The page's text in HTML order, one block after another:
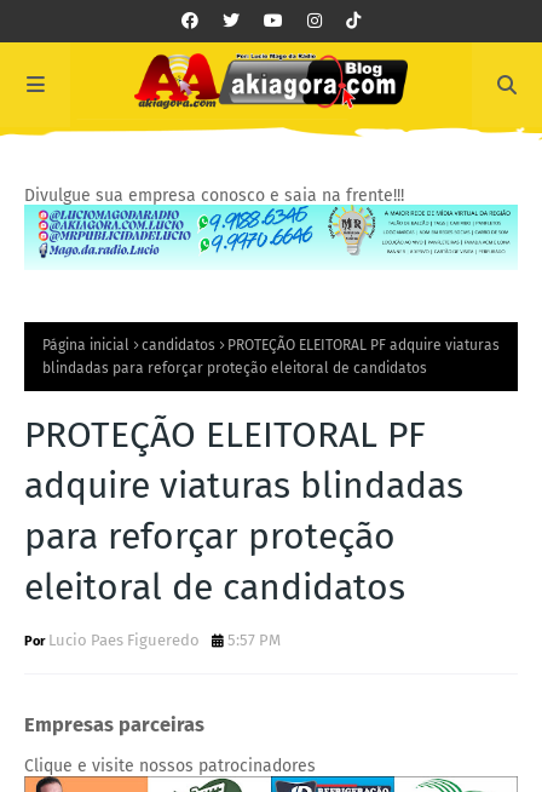
Divulgue sua empresa conosco e saia na frente!!!
Página inicial candidatos
PROTEÇÃO ELEITORAL PF adquire viaturas
blindadas para reforçar proteção eleitoral de candidatos
PROTEÇÃO ELEITORAL PF
adquire viaturas blindadas
para reforçar proteção
eleitoral de candidatos
Lucio Paes Figueredo 5:57 PM
Empresas parceiras
Clique e visite nossos patrocinadores